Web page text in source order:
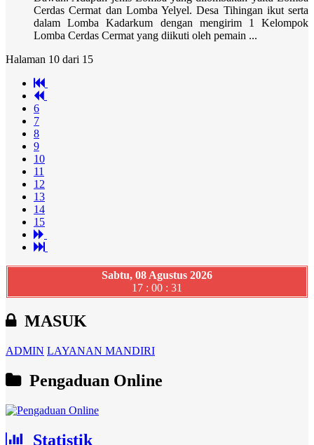
Cerdas Cermat dan Lomba Yelyel. Desa Tihingan ikut serta
dalam Lomba Kadarkum dengan mengirim 1 Kelompok
Lomba Cerdas Cermat yang diikuti oleh pemain ...
Halaman 10 dari 15
6
7
8
9
10
11
12
13
14
15
Sabtu, 08 Agustus 2026
17 : 00 : 33
MASUK
ADMIN LAYANAN MANDIRI
Pengaduan Online
Statistik